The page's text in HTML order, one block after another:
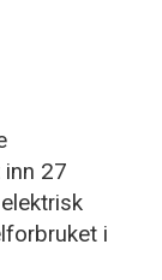
27
i